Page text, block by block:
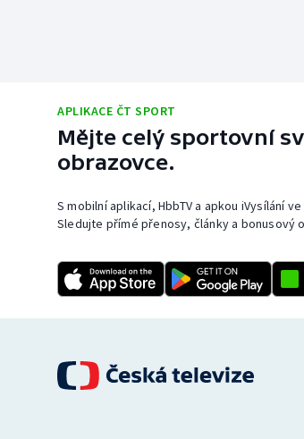
APLIKACE ČT SPORT
Mějte celý sportovní
obrazovce.
S mobilní aplikací, HbbTV a apkou iVysílání
Sledujte přímé přenosy, články a bonusový